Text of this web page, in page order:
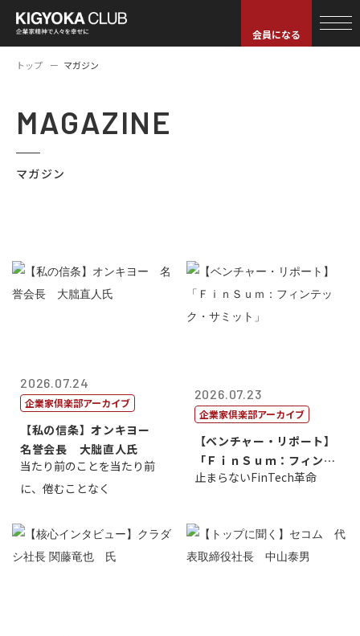
会員になる
トップ マガジン
MAGAZINE
マガジン
2026.07.24
企業家倶楽部アーカイブ
【私の信条】オンキヨー
名誉会長 大朏直人氏
当たり前のことを当たり前
に、倦むことなく
2026.07.23
企業家倶楽部アーカイブ
【ベンチャー・リポート】
「ＦｉｎＳｕｍ：フィンテ
ック・サミッ...
止まらないFinTech革命